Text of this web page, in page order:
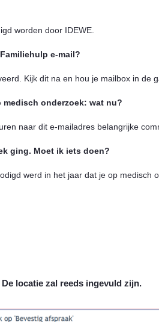
worden door IDEWE.
e-mail?
Kijk dit na en hou je mailbox in de
onderzoek: wat nu?
naar dit e-mailadres belangrijke
ging. Moet ik iets doen?
werd in het jaar dat je op
locatie zal reeds ingevuld zijn.